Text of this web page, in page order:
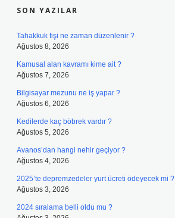
SON YAZILAR
Tahakkuk fişi ne zaman düzenlenir ?
Ağustos 8, 2026
Kamusal alan kavramı kime ait ?
Ağustos 7, 2026
Bilgisayar mezunu ne iş yapar ?
Ağustos 6, 2026
Kedilerde kaç böbrek vardır ?
Ağustos 5, 2026
Avanos’dan hangi nehir geçiyor ?
Ağustos 4, 2026
2025’te depremzedeler yurt ücreti ödeyecek mi ?
Ağustos 3, 2026
2024 sıralama belli oldu mu ?